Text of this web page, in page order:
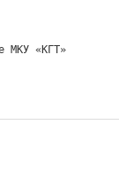
МКУ «КГТ»